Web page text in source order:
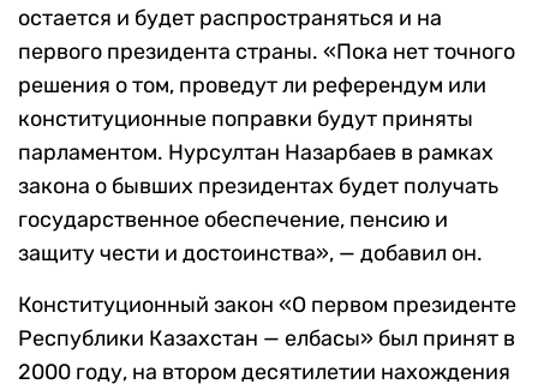
остается и будет распространяться и на
первого президента страны. «Пока нет точного
решения о том, проведут ли референдум или
конституционные поправки будут приняты
парламентом. Нурсултан Назарбаев в рамках
закона о бывших президентах будет получать
государственное обеспечение, пенсию и
защиту чести и достоинства», — добавил он.
Конституционный закон «О первом президенте
Республики Казахстан — елбасы» был принят в
2000 году, на втором десятилетии нахождения